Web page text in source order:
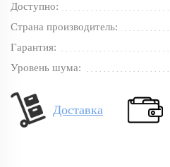
Доступно:
Страна производитель:
Гарантия:
Уровень шума:
Доставка